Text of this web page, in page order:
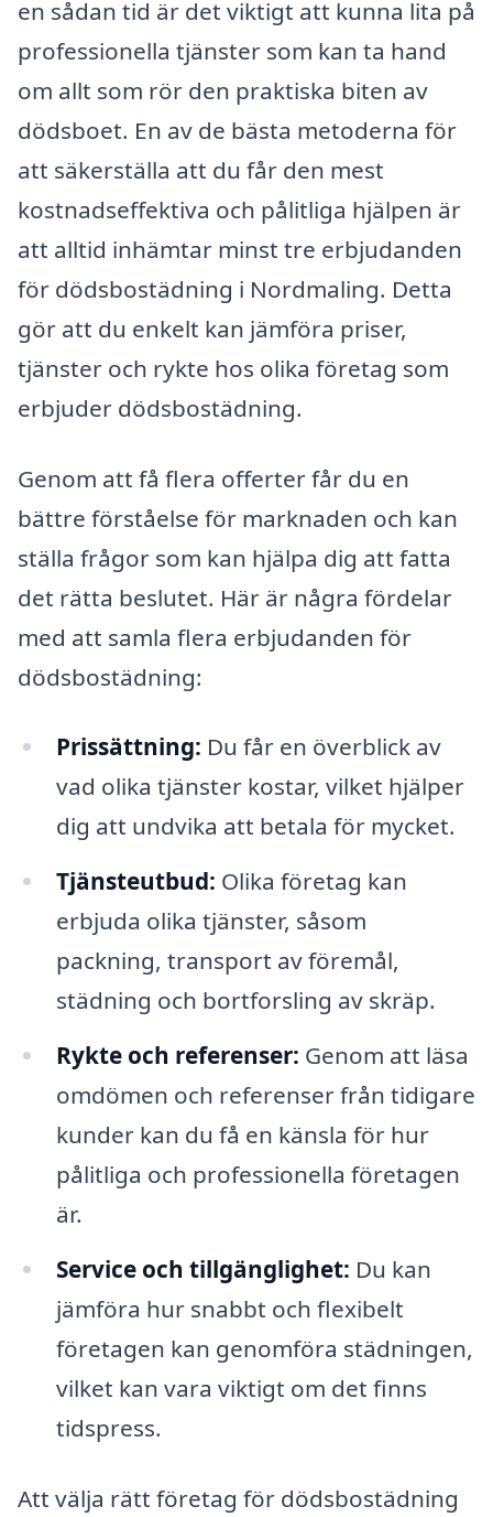
en sådan tid är det viktigt att kunna lita på
professionella tjänster som kan ta hand
om allt som rör den praktiska biten av
dödsboet. En av de bästa metoderna för
att säkerställa att du får den mest
kostnadseffektiva och pålitliga hjälpen är
att alltid inhämtar minst tre erbjudanden
för dödsbostädning i Nordmaling. Detta
gör att du enkelt kan jämföra priser,
tjänster och rykte hos olika företag som
erbjuder dödsbostädning.
Genom att få flera offerter får du en
bättre förståelse för marknaden och kan
ställa frågor som kan hjälpa dig att fatta
det rätta beslutet. Här är några fördelar
med att samla flera erbjudanden för
dödsbostädning:
Prissättning: Du får en överblick av
vad olika tjänster kostar, vilket hjälper
dig att undvika att betala för mycket.
Tjänsteutbud: Olika företag kan
erbjuda olika tjänster, såsom
packning, transport av föremål,
städning och bortforsling av skräp.
Rykte och referenser: Genom att läsa
omdömen och referenser från tidigare
kunder kan du få en känsla för hur
pålitliga och professionella företagen
är.
Service och tillgänglighet: Du kan
jämföra hur snabbt och flexibelt
företagen kan genomföra städningen,
vilket kan vara viktigt om det finns
tidspress.
Att välja rätt företag för dödsbostädning